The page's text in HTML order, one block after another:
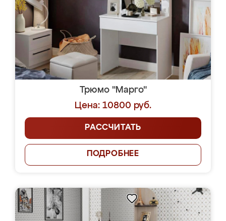
Трюмо "Марго"
Цена: 10800 руб.
РАССЧИТАТЬ
ПОДРОБНЕЕ